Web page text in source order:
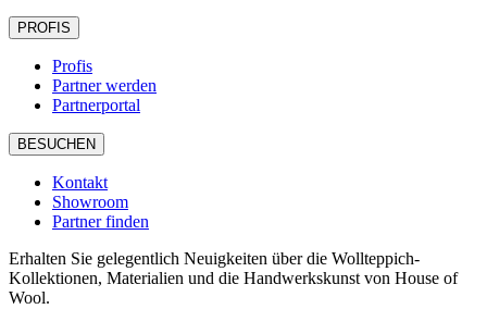
PROFIS
Profis
Partner werden
Partnerportal
BESUCHEN
Kontakt
Showroom
Partner finden
Erhalten Sie gelegentlich Neuigkeiten über die Wollteppich-
Kollektionen, Materialien und die Handwerkskunst von House of
Wool.